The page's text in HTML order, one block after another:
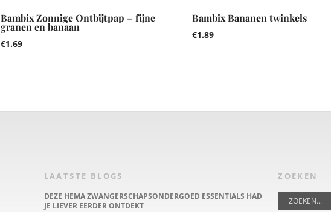
Bambix Zonnige Ontbijtpap – fijne
granen en banaan
€1.69
Bambix Bananen twinkels
€1.89
LAATSTE BLOGS
DEZE HEMA ZWANGERSCHAPSONDERGOED ESSENTIALS HAD
JE LIEVER EERDER ONTDEKT
ZOEKEN